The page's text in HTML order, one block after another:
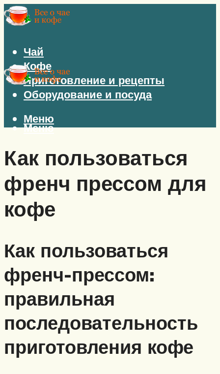
Чай
Кофе
Приготовление и рецепты
Оборудование и посуда
Меню
Меню
Как пользоваться
френч прессом для
кофе
Как пользоваться
френч-прессом:
правильная
последовательность
приготовления кофе